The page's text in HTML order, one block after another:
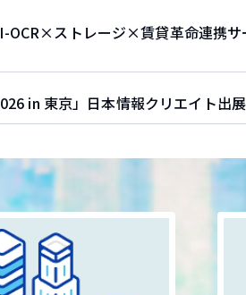
OCR×ストレージ×賃貸革命連携
in 東京」日本情報クリエイト出
、賃貸管理ソフト「賃貸革命」の
、賃貸管理ソフト「賃貸革命11」